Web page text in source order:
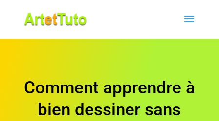
Comment apprendre à
bien dessiner sans